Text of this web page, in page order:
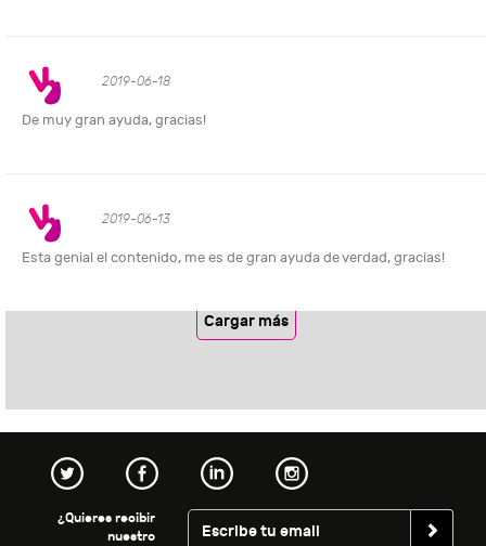
2019-06-18
De muy gran ayuda, gracias!
2019-06-13
Esta genial el contenido, me es de gran ayuda de verdad, gracias!
Cargar más
¿Quieres recibir
nuestro